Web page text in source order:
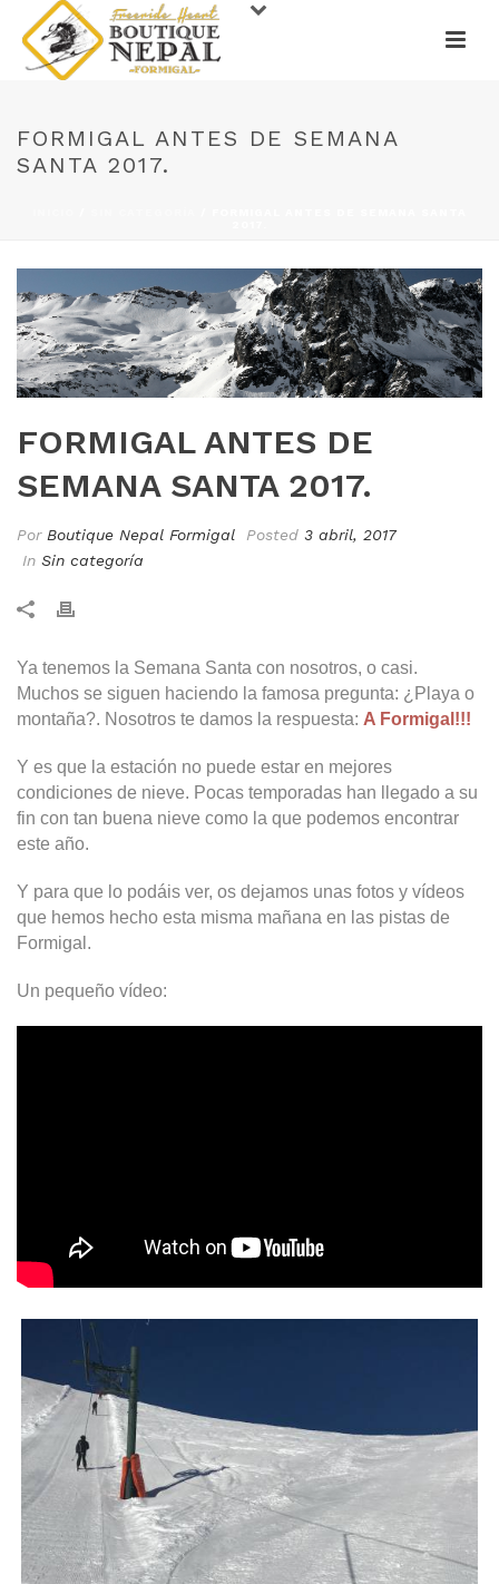
FORMIGAL ANTES DE SEMANA
SANTA 2017.
FORMIGAL ANTES DE
SEMANA SANTA 2017.
Por Boutique Nepal Formigal Posted 3 abril, 2017
In Sin categoría
Ya tenemos la Semana Santa con nosotros, o casi.
Muchos se siguen haciendo la famosa pregunta: ¿Playa o
montaña?. Nosotros te damos la respuesta: A Formigal!!!
Y es que la estación no puede estar en mejores
condiciones de nieve. Pocas temporadas han llegado a su
fin con tan buena nieve como la que podemos encontrar
este año.
Y para que lo podáis ver, os dejamos unas fotos y vídeos
que hemos hecho esta misma mañana en las pistas de
Formigal.
Un pequeño vídeo: